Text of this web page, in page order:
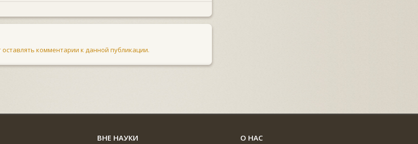
оставлять комментарии к данной публикации.
ВНЕ НАУКИ О НАС